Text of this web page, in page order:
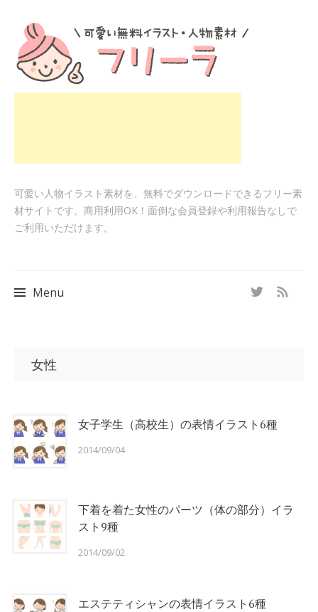
可愛い人物イラスト素材を、無料でダウンロードできるフリー素
材サイトです。商用利用OK！面倒な会員登録や利用報告なしで
ご利用いただけます。
Menu
to
女性
女子学生（高校生）の表情イラスト6種
2014/09/04
下着を着た女性のパーツ（体の部分）イラ
スト9種
2014/09/02
エステティシャンの表情イラスト6種